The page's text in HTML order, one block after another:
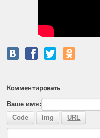
Комментировать
Ваше имя: